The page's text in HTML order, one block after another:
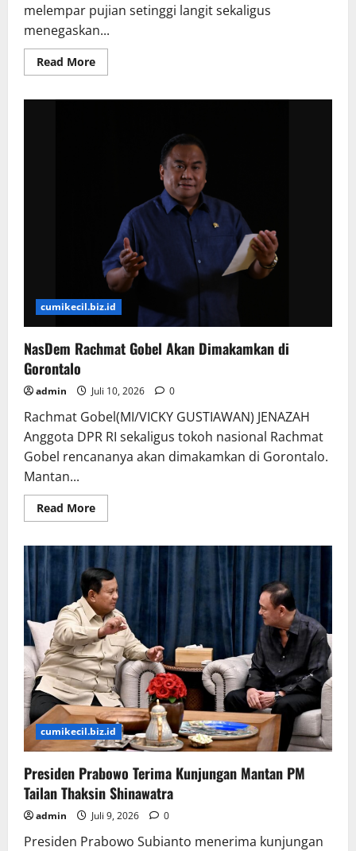
melempar pujian setinggi langit sekaligus
menegaskan...
Read MoreRead
more
cumikecil.biz.id
NasDem Rachmat Gobel Akan Dimakamkan di
Gorontalo
admin Juli 10, 2026 0
Rachmat Gobel(MI/VICKY GUSTIAWAN) JENAZAH
Anggota DPR RI sekaligus tokoh nasional Rachmat
Gobel rencananya akan dimakamkan di Gorontalo.
Mantan...
Read MoreRead
more
Rachmat
Gobel
Akan
Dimakamkan
di
Gorontalo
cumikecil.biz.id
Presiden Prabowo Terima Kunjungan Mantan PM
Tailan Thaksin Shinawatra
admin Juli 9, 2026 0
Presiden Prabowo Subianto menerima kunjungan